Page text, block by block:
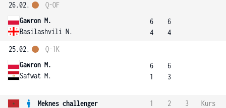
26.02.
Gawron M.
Basilashvili N.
Q-OF
6
4
6
4
25.02.
Gawron M.
Safwat M.
Q-1K
6
1
6
3
Meknes challenger 1 2 3
Kurs